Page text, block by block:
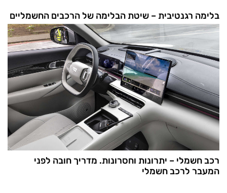
בלימה רגנטיבית – שיטת הבלימה של הרכבים החשמליים
רכב חשמלי – יתרונות וחסרונות. מדריך חובה לפני
המעבר לרכב חשמלי